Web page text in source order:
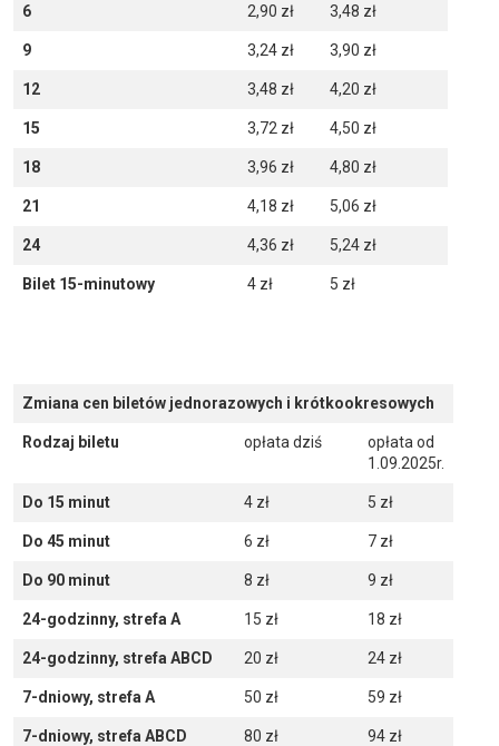
6 2,90 zł 3,48 zł
9 3,24 zł 3,90 zł
12 3,48 zł 4,20 zł
15 3,72 zł 4,50 zł
18 3,96 zł 4,80 zł
21 4,18 zł 5,06 zł
24 4,36 zł 5,24 zł
Bilet 15-minutowy 4 zł 5 zł
Zmiana cen biletów jednorazowych i krótkookresowych
Rodzaj biletu opłata dziś
opłata od
1.09.2025r.
Do 15 minut 4 zł 5 zł
Do 45 minut 6 zł 7 zł
Do 90 minut 8 zł 9 zł
24-godzinny, strefa A 15 zł 18 zł
24-godzinny, strefa ABCD 20 zł 24 zł
7-dniowy, strefa A 50 zł 59 zł
7-dniowy, strefa ABCD 80 zł 94 zł